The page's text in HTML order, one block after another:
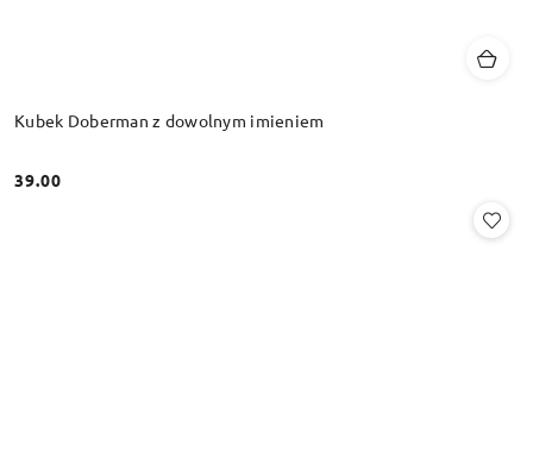
Kubek Doberman z dowolnym imieniem
Cena:
39.00